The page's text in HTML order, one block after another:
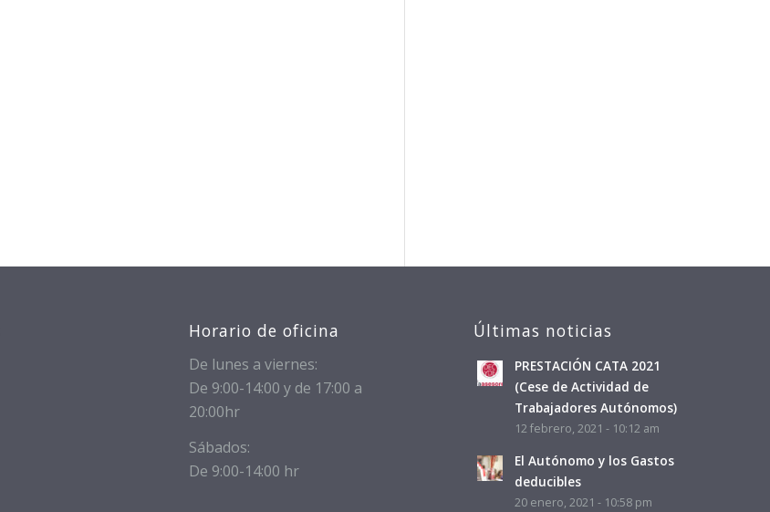
Horario de oficina
De lunes a viernes:
De 9:00-14:00 y de 17:00 a
20:00hr
Sábados:
De 9:00-14:00 hr
Últimas noticias
PRESTACIÓN CATA 2021
(Cese de Actividad de
Trabajadores Autónomos)
12 febrero, 2021 - 10:12 am
El Autónomo y los Gastos
deducibles
20 enero, 2021 - 10:58 pm